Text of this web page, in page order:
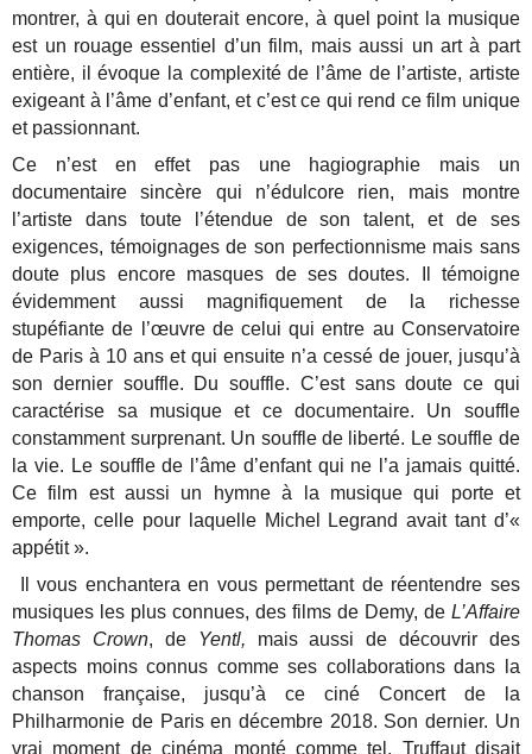
montrer, à qui en douterait encore, à quel point la musique
est un rouage essentiel d’un film, mais aussi un art à part
entière, il évoque la complexité de l’âme de l’artiste, artiste
exigeant à l’âme d’enfant, et c’est ce qui rend ce film unique
et passionnant.
Ce n’est en effet pas une hagiographie mais un
documentaire sincère qui n’édulcore rien, mais montre
l’artiste dans toute l’étendue de son talent, et de ses
exigences, témoignages de son perfectionnisme mais sans
doute plus encore masques de ses doutes. Il témoigne
évidemment aussi magnifiquement de la richesse
stupéfiante de l’œuvre de celui qui entre au Conservatoire
de Paris à 10 ans et qui ensuite n’a cessé de jouer, jusqu’à
son dernier souffle. Du souffle. C’est sans doute ce qui
caractérise sa musique et ce documentaire. Un souffle
constamment surprenant. Un souffle de liberté. Le souffle de
la vie. Le souffle de l’âme d’enfant qui ne l’a jamais quitté.
Ce film est aussi un hymne à la musique qui porte et
emporte, celle pour laquelle Michel Legrand avait tant d’«
appétit ».
Il vous enchantera en vous permettant de réentendre ses
musiques les plus connues, des films de Demy, de L’Affaire
Thomas Crown, de Yentl, mais aussi de découvrir des
aspects moins connus comme ses collaborations dans la
chanson française, jusqu’à ce ciné Concert de la
Philharmonie de Paris en décembre 2018. Son dernier. Un
vrai moment de cinéma monté comme tel. Truffaut disait